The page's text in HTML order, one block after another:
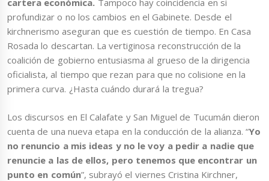
cartera económica. Tampoco hay coincidencia en si
profundizar o no los cambios en el Gabinete. Desde el
kirchnerismo aseguran que es cuestión de tiempo. En Casa
Rosada lo descartan. La vertiginosa reconstrucción de la
coalición de gobierno entusiasma al grueso de la dirigencia
oficialista, al tiempo que rezan para que no colisione en la
primera curva. ¿Hasta cuándo durará la tregua?
Los discursos en El Calafate y San Miguel de Tucumán dieron
cuenta de una nueva etapa en la conducción de la alianza. “Yo
no renuncio a mis ideas y no le voy a pedir a nadie que
renuncie a las de ellos, pero tenemos que encontrar un
punto en común”, subrayó el viernes Cristina Kirchner,